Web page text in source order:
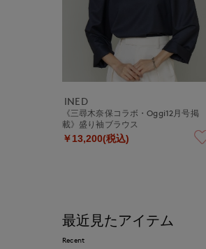
INED
《三尋木奈保コラボ・Oggi12月号掲
載》盛り袖ブラウス
￥13,200(税込)
最近見たアイテム
Recent